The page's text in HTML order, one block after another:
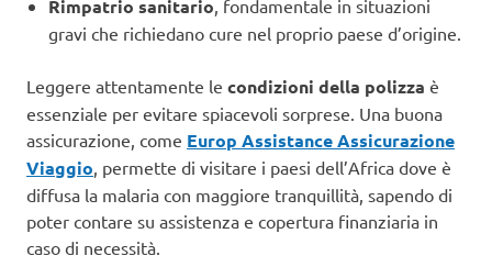
Rimpatrio sanitario , fondamentale in situazioni
gravi che richiedano cure nel proprio paese d’origine.
Leggere attentamente le condizioni della polizza è
essenziale per evitare spiacevoli sorprese. Una buona
assicurazione, come Europ Assistance Assicurazione
Viaggio , permette di visitare i paesi dell’Africa dove è
diffusa la malaria con maggiore tranquillità, sapendo di
poter contare su assistenza e copertura finanziaria in
caso di necessità.